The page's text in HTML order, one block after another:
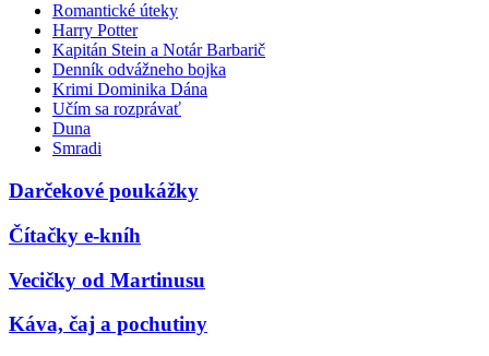
Romantické úteky
Harry Potter
Kapitán Stein a Notár Barbarič
Denník odvážneho bojka
Krimi Dominika Dána
Učím sa rozprávať
Duna
Smradi
Darčekové poukážky
Čítačky e-kníh
Vecičky od Martinusu
Káva, čaj a pochutiny